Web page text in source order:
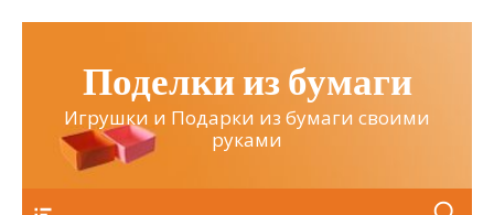
Поделки из бумаги
Игрушки и Подарки из бумаги своими
руками